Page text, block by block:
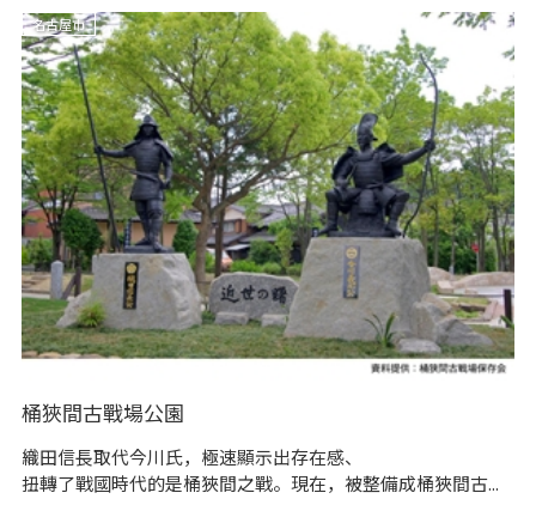
名古屋市
桶狹間古戰場公園
織田信長取代今川氏，極速顯示出存在感、
扭轉了戰國時代的是桶狹間之戰。現在，被整備成桶狹間古...